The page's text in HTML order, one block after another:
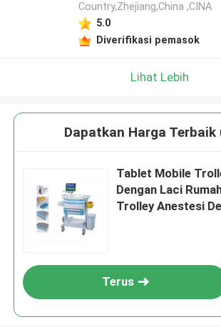
Country,Zhejiang,China ,CINA
5.0
Diverifikasi pemasok
Lihat Lebih
Dapatkan Harga Terbaik
Tablet Mobile
Dengan Laci
Trolley Anestesi
Terus